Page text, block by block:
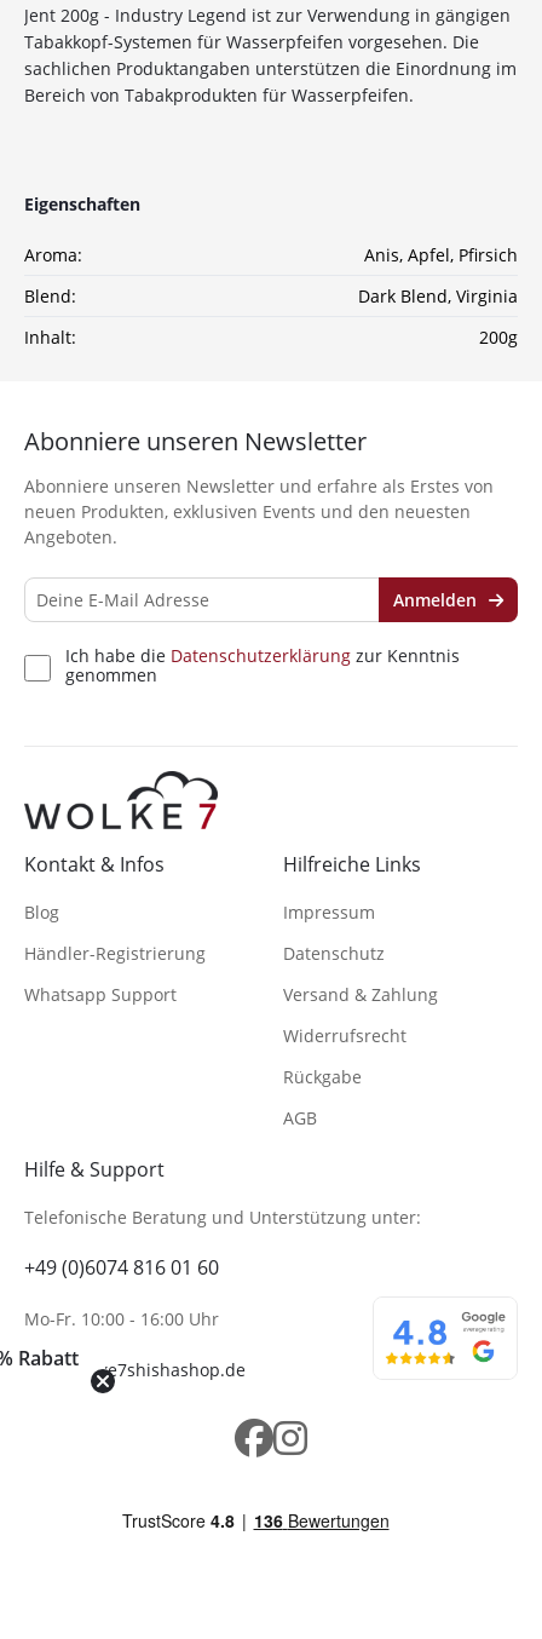
Jent 200g - Industry Legend ist zur Verwendung in gängigen
Tabakkopf-Systemen für Wasserpfeifen vorgesehen. Die
sachlichen Produktangaben unterstützen die Einordnung im
Bereich von Tabakprodukten für Wasserpfeifen.
Eigenschaften
Aroma: Anis, Apfel, Pfirsich
Blend:
Dark Blend, Virginia
Inhalt:
200g
10%Newsletter-Rabatt
auf deine Bestellung
deiner nächsten Bestellung in unserem Online-Shop.
Shisha-Produkten, Tabaksorten und Zubehör – alles,
*Gilt nicht für Tabakwaren, Vapes, Liquid, Kohle und Xkah
Ich habe dieDatenschutzerklärung
Kenntnis genommen
Rabatt
Hilfe & Support
Telefonische Beratung und Unterstützung unter:
+49 (0)6074 816 01 60
Mo-Fr. 10:00 - 16:00 Uhr
info@wolke7shishashop.de
Kontakt & Infos
Blog
Händler-Registrierung
Whatsapp Support
Hilfreiche Links
Impressum
Datenschutz
Versand & Zahlung
Widerrufsrecht
Rückgabe
AGB
Abonniere unseren Newsletter
Abonniere unseren Newsletter und erfahre als Erstes von
neuen Produkten, exklusiven Events und den neuesten
Angeboten.
Ich habe die Datenschutzerklärung zur Kenntnis
genommen
Anmelden